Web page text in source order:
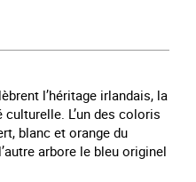
l’héritage irlandais, la
L’un des coloris
blanc et orange du
arbore le bleu originel